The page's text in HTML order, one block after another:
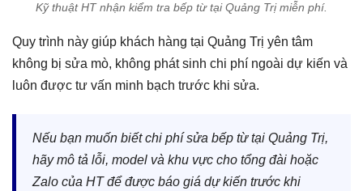
Kỹ thuật HT nhận kiểm tra bếp từ tại Quảng Trị miễn phí.
Quy trình này giúp khách hàng tại Quảng Trị yên tâm
không bị sửa mò, không phát sinh chi phí ngoài dự kiến và
luôn được tư vấn minh bạch trước khi sửa.
Nếu bạn muốn biết chi phí sửa bếp từ tại Quảng Trị,
hãy mô tả lỗi, model và khu vực cho tổng đài hoặc
Zalo của HT để được báo giá dự kiến trước khi